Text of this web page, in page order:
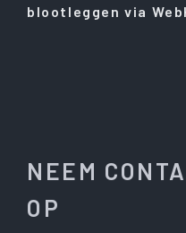
blootleggen via
NEEM
OP